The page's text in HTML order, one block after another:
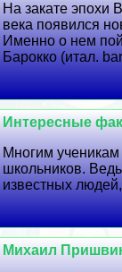
На закате эпохи
века появился
Именно о нем
Барокко (итал.
Интересные
Многим
школьников.
известных
Михаил